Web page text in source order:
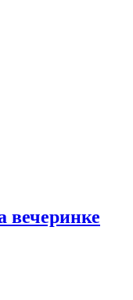
вечеринке